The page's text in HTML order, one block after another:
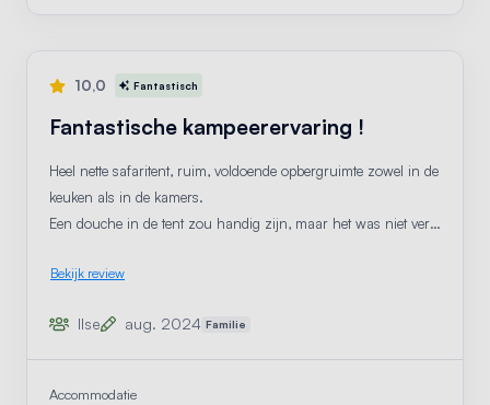
10,0 Fantastisch
Fantastische kampeerervaring !
Heel nette safaritent, ruim, voldoende opbergruimte zowel in de
keuken als in de kamers.
Een douche in de tent zou handig zijn, maar het was niet ver
wat verouderd. Ze werkten wel perfect.
onderhouden, tuintjes voor de tenten/huisjes, afvalophaling.
Bekijk review
Ilse aug. 2024 Familie
Accommodatie